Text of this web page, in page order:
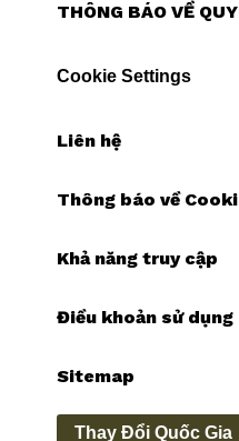
THÔNG BÁO VỀ
Cookie Settings
Liên hệ
Thông báo về
Khả năng truy cập
Điều khoản sử dụng
Sitemap
Thay Đổi Quốc Gia